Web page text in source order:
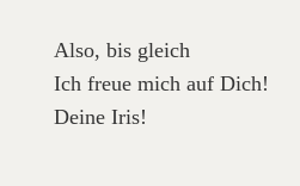
Also, bis gleich
Ich freue mich auf Dich!
Deine Iris!